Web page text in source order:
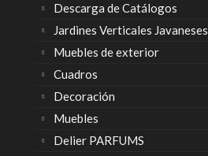
Descarga de Catálogos
Jardines Verticales Javaneses
Muebles de exterior
Cuadros
Decoración
Muebles
Delier PARFUMS